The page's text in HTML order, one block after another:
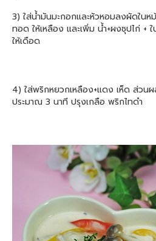
3) ใส่น้ำมันมะกอกและหัวหอมลงผัดใน
ทอด ให้เหลือง และเพิ่ม น้ำ+ผงซุปไก่ +
ให้เดือด
4) ใส่พริกหยวกเหลือง+แดง เห็ด ส่ว
ประมาณ 3 นาที ปรุงเกลือ พริกไทดำ